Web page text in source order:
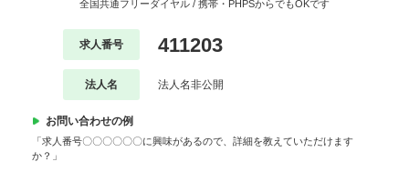
全国共通フリーダイヤル / 携帯・PHPSからでもOKです
求人番号 411203
法人名 法人名非公開
お問い合わせの例
「求人番号〇〇〇〇〇〇に興味があるので、詳細を教えていただけます
か？」